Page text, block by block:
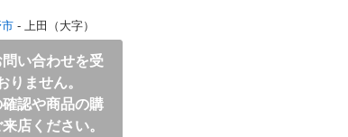
市 - 上田（大字）
い合わせを受
りません。
認や商品の購
店ください。